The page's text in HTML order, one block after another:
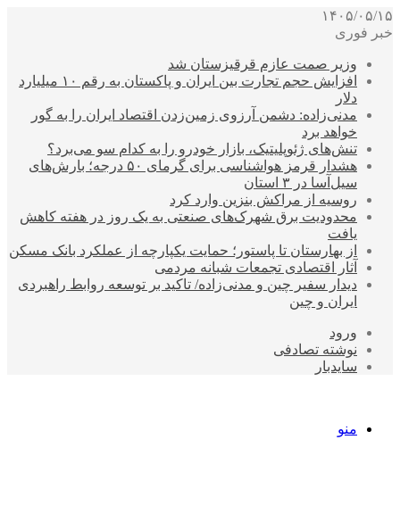
۱۴۰۵/۰۵/۱۵
خبر فوری
وزیر صمت عازم قرقیزستان شد
افزایش حجم تجارت بین ایران و پاکستان به رقم ۱۰ میلیارد
دلار
مدنی‌زاده: دشمن آرزوی زمین‌زدن اقتصاد ایران را به گور
خواهد برد
تنش‌های ژئوپلیتیک، بازار خودرو را به کدام سو می‌برد؟
هشدار قرمز هواشناسی برای گرمای ۵۰ درجه؛ بارش‌های
سیل‌آسا در ۳ استان
روسیه از مراکش بنزین وارد کرد
محدودیت برق شهرک‌های صنعتی به یک روز در هفته کاهش
یافت
از بهارستان تا پاستور؛ حمایت یکپارچه از عملکرد بانک مسکن
آثار اقتصادی تجمعات شبانه مردمی
دیدار سفیر چین و مدنی‌زاده/ تاکید بر توسعه روابط راهبردی
ایران و چین
ورود
نوشته تصادفی
سایدبار
منو